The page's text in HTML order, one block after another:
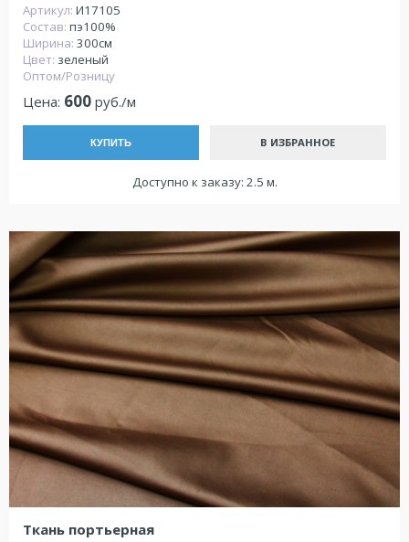
Артикул: И17105
Состав: пэ100%
Ширина: 300см
Цвет: зеленый
Оптом/Розницу
Цена: 600 руб./м
КУПИТЬ В ИЗБРАННОЕ
Доступно к заказу: 2.5 м.
Ткань портьерная